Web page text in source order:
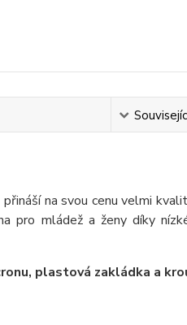
na svou cenu velmi
pro mládež a ženy díky
plastová zakládka a